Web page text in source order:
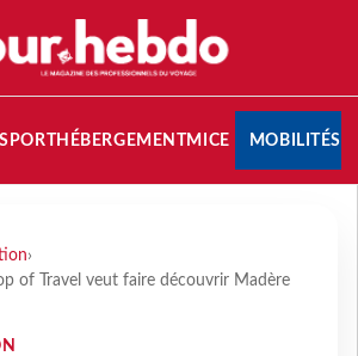
HÉBERGEMENTMICE MOBILITÉS
›
of Travel veut faire découvrir Madère